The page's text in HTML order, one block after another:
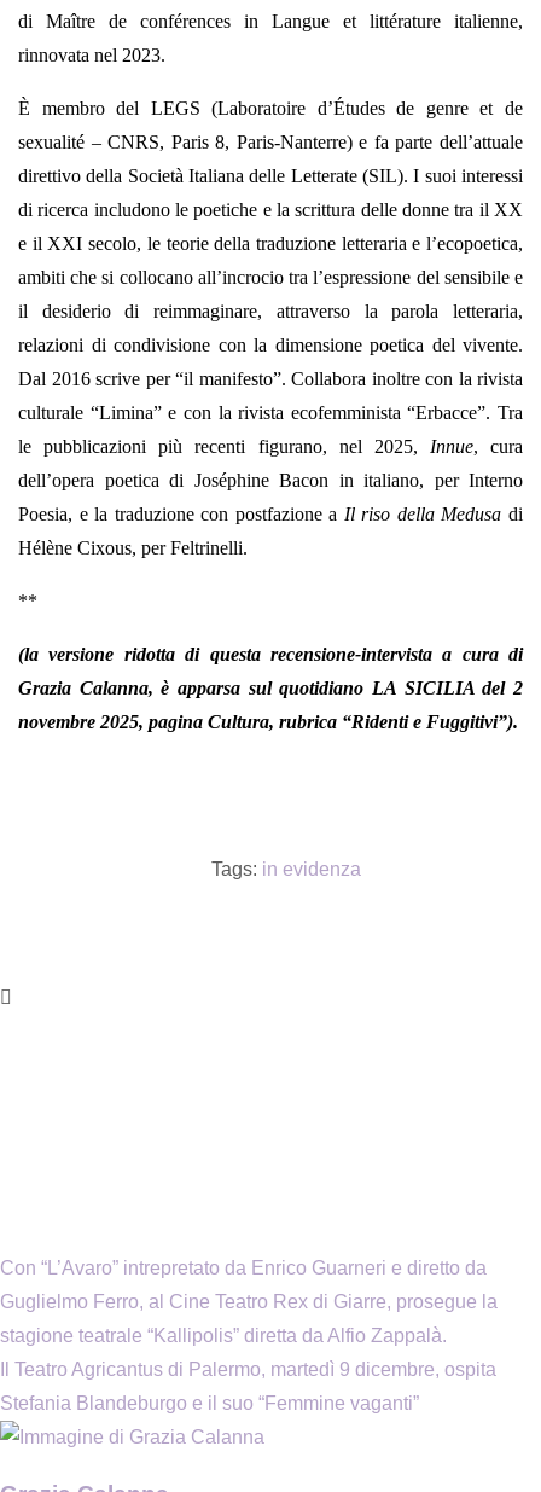
di Maître de conférences in Langue et littérature italienne,
rinnovata nel 2023.
È membro del LEGS (Laboratoire d’Études de genre et de
sexualité – CNRS, Paris 8, Paris-Nanterre) e fa parte dell’attuale
direttivo della Società Italiana delle Letterate (SIL). I suoi interessi
di ricerca includono le poetiche e la scrittura delle donne tra il XX
e il XXI secolo, le teorie della traduzione letteraria e l’ecopoetica,
ambiti che si collocano all’incrocio tra l’espressione del sensibile e
il desiderio di reimmaginare, attraverso la parola letteraria,
relazioni di condivisione con la dimensione poetica del vivente.
Dal 2016 scrive per “il manifesto”. Collabora inoltre con la rivista
culturale “Limina” e con la rivista ecofemminista “Erbacce”. Tra
le pubblicazioni più recenti figurano, nel 2025, Innue, cura
dell’opera poetica di Joséphine Bacon in italiano, per Interno
Poesia, e la traduzione con postfazione a Il riso della Medusa di
Hélène Cixous, per Feltrinelli.
**
(la versione ridotta di questa recensione-intervista a cura di
Grazia Calanna, è apparsa sul quotidiano LA SICILIA del 2
novembre 2025, pagina Cultura, rubrica “Ridenti e Fuggitivi”).
Tags: in evidenza
Con “L’Avaro” intrepretato da Enrico Guarneri e diretto da
Guglielmo Ferro, al Cine Teatro Rex di Giarre, prosegue la
stagione teatrale “Kallipolis” diretta da Alfio Zappalà.
Il Teatro Agricantus di Palermo, martedì 9 dicembre, ospita
Stefania Blandeburgo e il suo “Femmine vaganti”